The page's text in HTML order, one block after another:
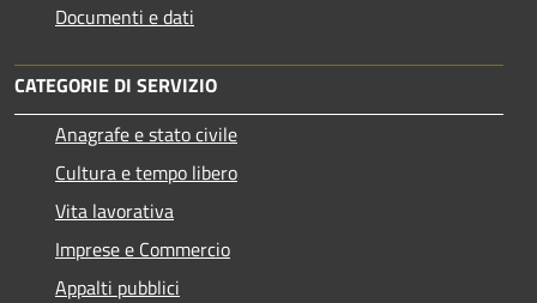
Documenti e dati
CATEGORIE DI SERVIZIO
Anagrafe e stato civile
Cultura e tempo libero
Vita lavorativa
Imprese e Commercio
Appalti pubblici